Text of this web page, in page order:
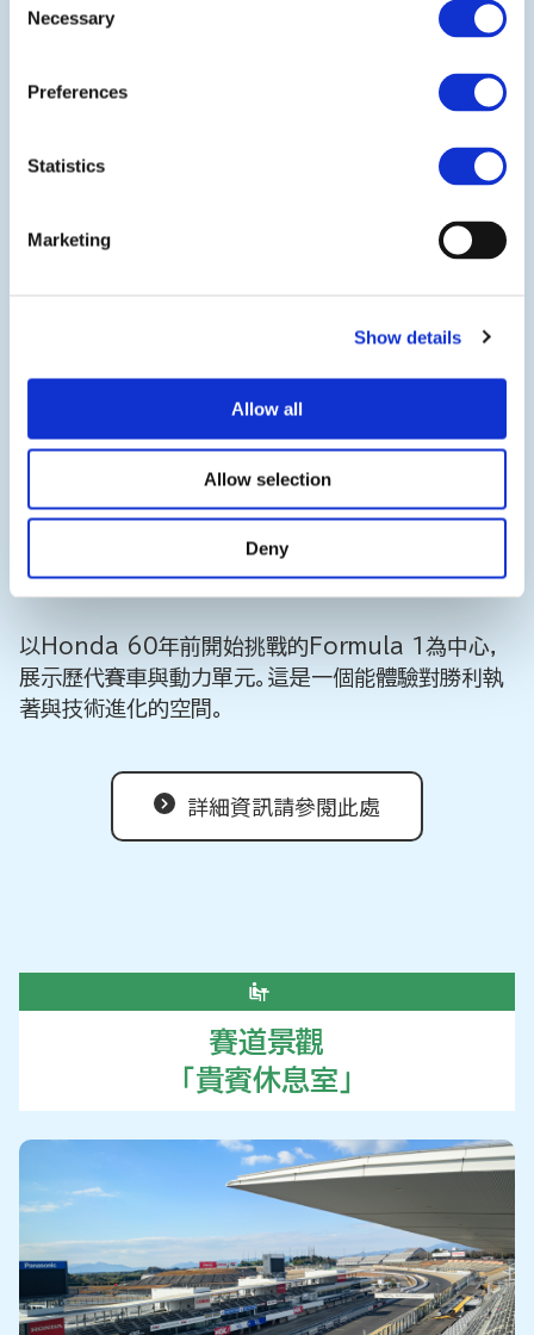
Selection
Necessary
Preferences
Statistics
Marketing
Show details
Allow all
Allow selection
Deny
Honda RACING 展覽館
以Honda 60年前開始挑戰的Formula 1為中心，
展示歷代賽車與動力單元。這是一個能體驗對勝利執
著與技術進化的空間。
詳細資訊請參閱此處
賽道景觀
「貴賓休息室」